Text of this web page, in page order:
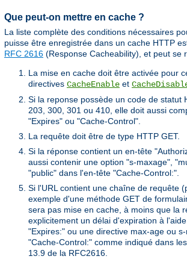
Que peut-on mettre en cache ?
La liste complète des conditions nécessaires
puisse être enregistrée dans un cache HTTP
RFC 2616 (Response Cacheability), et peut se
La mise en cache doit être activée pour
directives CacheEnable et
Si la reponse possède un code de statut
203, 300, 301 ou 410, elle doit aussi
"Expires" ou "Cache-Control".
La requête doit être de type HTTP GET.
Si la réponse contient un en-tête
aussi contenir une option "s-maxage",
"public" dans l'en-tête "Cache-Control:".
Si l'URL contient une chaîne de requête
exemple d'une méthode GET de
sera pas mise en cache, à moins que la
explicitement un délai d'expiration à
"Expires:" ou une directive max-age ou
"Cache-Control:" comme indiqué dans
13.9 de la RFC2616.